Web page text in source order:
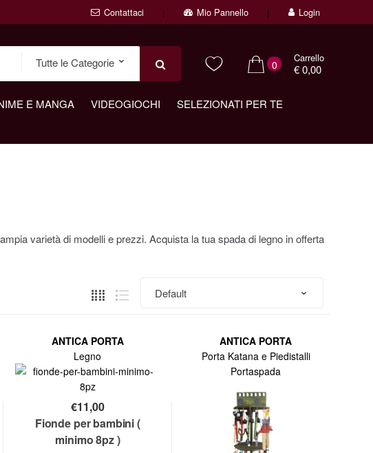
Contattaci Mio Pannello Login
0
Carrello
€ 0,00
E MANGA VIDEOGIOCHI
SELEZIONATI PER TE
varietà di modelli e prezzi. Acquista la tua spada di legno in offerta
ANTICA PORTA
Legno
€11,00
Fionde per bambini (
minimo 8pz )
ANTICA PORTA
Porta Katana e Piedistalli
Portaspada